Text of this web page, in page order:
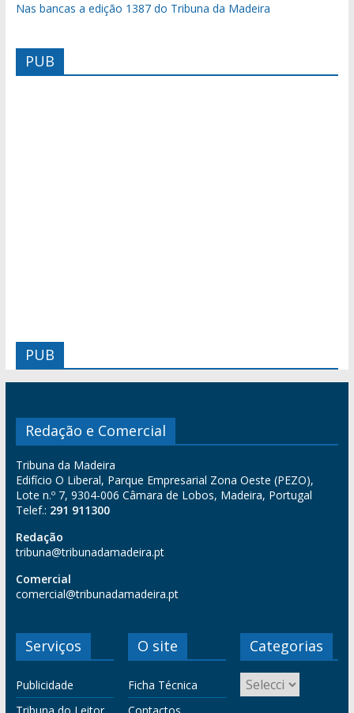
Nas bancas a edição 1387 do Tribuna da Madeira
PUB
PUB
Redação e Comercial
Tribuna da Madeira
Edifício O Liberal, Parque Empresarial Zona Oeste (PEZO),
Lote n.º 7, 9304-006 Câmara de Lobos, Madeira, Portugal
Telef.: 291 911300
Redação
tribuna@tribunadamadeira.pt
Comercial
comercial@tribunadamadeira.pt
Serviços
Publicidade
O site
Ficha Técnica
Categorias